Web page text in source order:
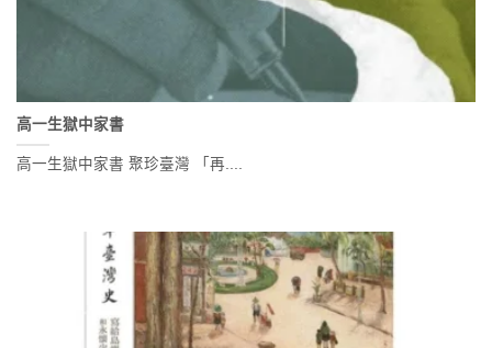
高一生獄中家書
高一生獄中家書 聚珍臺灣 「再....